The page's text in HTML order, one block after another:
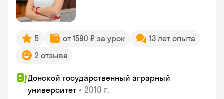
5 от 1590 ₽ за урок
13 лет опыта
2 отзыва
Донской государственный аграрный
университет • 2010 г.